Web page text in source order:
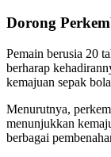
Dorong
Pemain berusia 20
berharap
kemajuan sepak
Menurutnya,
menunjukkan
berbagai